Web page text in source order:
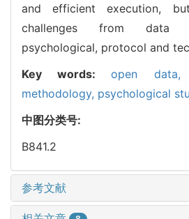
and efficient execution,
challenges from data
psychological, protocol and
Key words:open data,
methodology, psychological
中图分类号:
B841.2
参考文献